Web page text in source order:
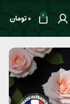
0
0تومان